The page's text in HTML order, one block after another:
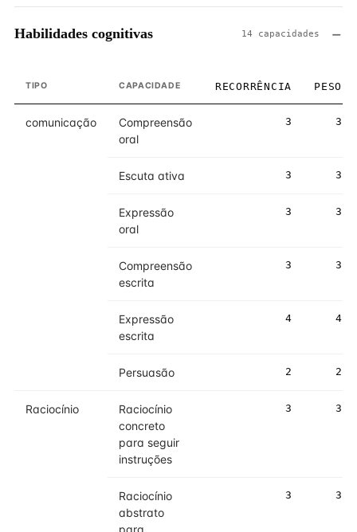
Habilidades cognitivas 14 capacidades
TIPO CAPACIDADE RECORRÊNCIA PESO
comunicação
Compreensão
oral
3 3
Escuta ativa 3 3
Expressão
oral
3 3
Compreensão
escrita
3 3
Expressão
escrita
4 4
Persuasão 2 2
Raciocínio
Raciocínio
concreto
para seguir
instruções
3 3
Raciocínio
abstrato
para
3 3